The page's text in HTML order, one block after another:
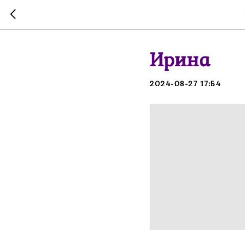
Ирина
2024-08-27 17:54